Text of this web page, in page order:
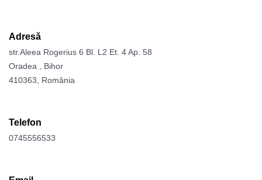
Adresă
str.Aleea Rogerius 6 Bl. L2 Et. 4 Ap. 58
Oradea , Bihor
410363, România
Telefon
0745556533